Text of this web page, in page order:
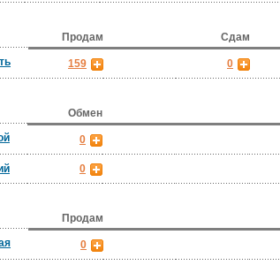
Продам
Сдам
159 0
Обмен
0
0
Продам
0